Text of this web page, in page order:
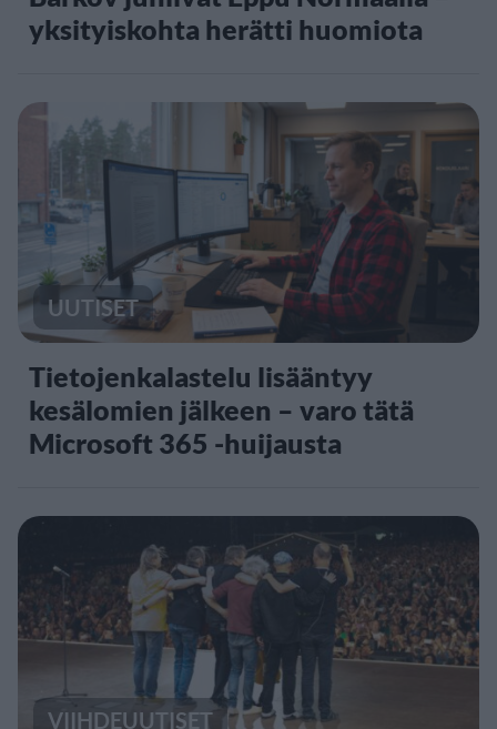
yksityiskohta herätti huomiota
UUTISET
Tietojenkalastelu lisääntyy
kesälomien jälkeen – varo tätä
Microsoft 365 -huijausta
VIIHDEUUTISET